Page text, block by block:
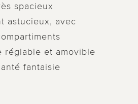
spacieux
astucieux, avec
réglable et amovible
fantaisie